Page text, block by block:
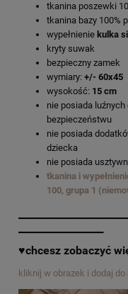
tkanina poszewki
tkanina bazy 100%
wypełnienie kulka
kryty suwak
bezpieczny zamek
wymiary: +/- 60x45
wysokość: 15 cm
nie posiada
bezpieczeństwu
nie posiada
dziecka
nie posiada
tkanina i
100, grupa 1
♥chcesz zobaczyć
kliknij w obrazek i dodaj do